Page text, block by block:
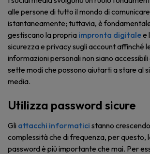
alle persone di tutto il mondo di
istantaneamente; tuttavia, è
gestiscano la propria impronta digitalee
sicurezza e privacy sugli account affinché
informazioni personali non siano accessibili
sette modi che possono aiutarti a stare al
media.
Utilizza password sicure
Gli attacchi informatici stanno
complessità che di frequenza, per questo,
password è più importante che mai. Per